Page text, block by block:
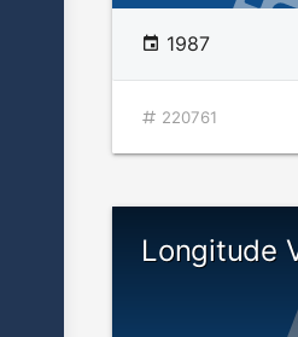
1987
220761
Longitude